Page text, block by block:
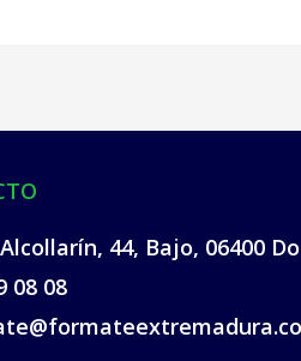
44, Bajo, 06400
08 08​